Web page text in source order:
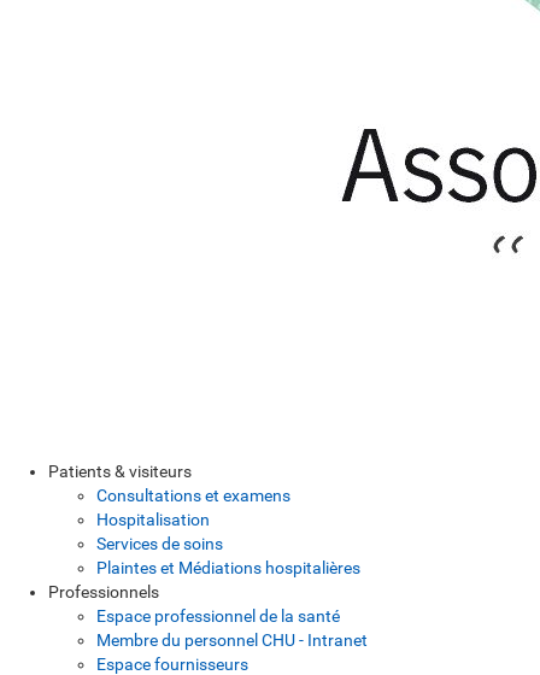
Patients & visiteurs
Consultations et examens
Hospitalisation
Services de soins
Plaintes et Médiations hospitalières
Professionnels
Espace professionnel de la santé
Membre du personnel CHU - Intranet
Espace fournisseurs